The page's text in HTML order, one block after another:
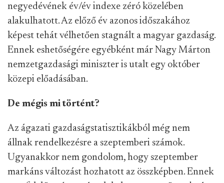
negyedévének év/év indexe zéró közelében
alakulhatott. Az előző év azonos időszakához
képest tehát vélhetően stagnált a magyar gazdaság.
Ennek eshetőségére egyébként már Nagy Márton
nemzetgazdasági miniszter is utalt egy október
közepi előadásában.
De mégis mi történt?
Az ágazati gazdaságstatisztikákból még nem
állnak rendelkezésre a szeptemberi számok.
Ugyanakkor nem gondolom, hogy szeptember
markáns változást hozhatott az összképben. Ennek